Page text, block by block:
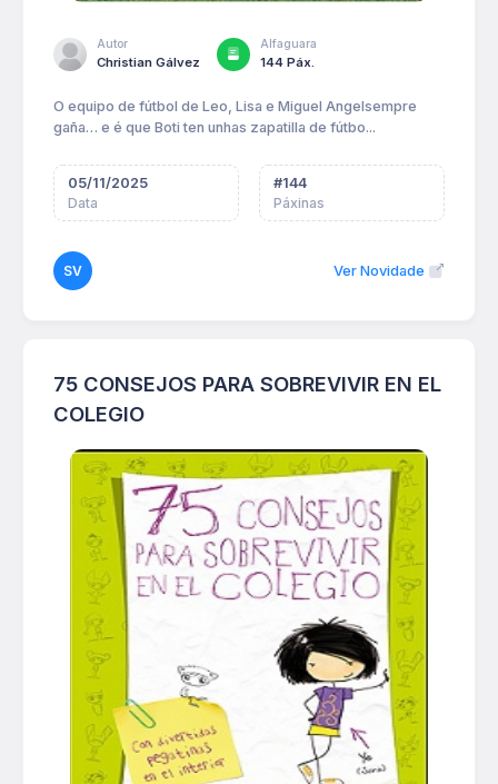
Autor
Christian Gálvez
Alfaguara
144 Páx.
O equipo de fútbol de Leo, Lisa e Miguel Angelsempre
gaña… e é que Boti ten unhas zapatilla de fútbo...
05/11/2025
Data
#144
Páxinas
SV Ver Novidade
75 CONSEJOS PARA SOBREVIVIR EN EL
COLEGIO